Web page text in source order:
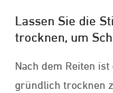
Lassen Sie die
trocknen, um
Nach dem Reiten
gründlich trocknen